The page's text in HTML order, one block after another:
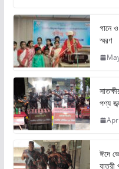
c
e
b
o
o
k
st
o
d
o
n
গানে ও
স্মরণ
পণ্য
ঈদে
যাত্রী